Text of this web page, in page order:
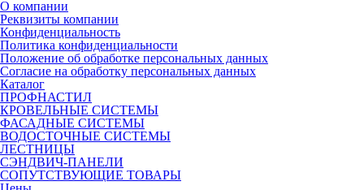
О компании
Реквизиты компании
Конфиденциальность
Политика конфиденциальности
Положение об обработке персональных данных
Согласие на обработку персональных данных
Каталог
ПРОФНАСТИЛ
КРОВЕЛЬНЫЕ СИСТЕМЫ
ФАСАДНЫЕ СИСТЕМЫ
ВОДОСТОЧНЫЕ СИСТЕМЫ
ЛЕСТНИЦЫ
СЭНДВИЧ-ПАНЕЛИ
СОПУТСТВУЮЩИЕ ТОВАРЫ